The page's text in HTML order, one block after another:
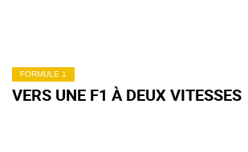
FORMULE 1
VERS UNE F1 À DEUX VITESSES